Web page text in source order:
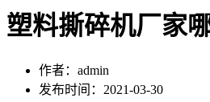
塑料撕碎机厂家
作者：admin
发布时间：2021-03-30